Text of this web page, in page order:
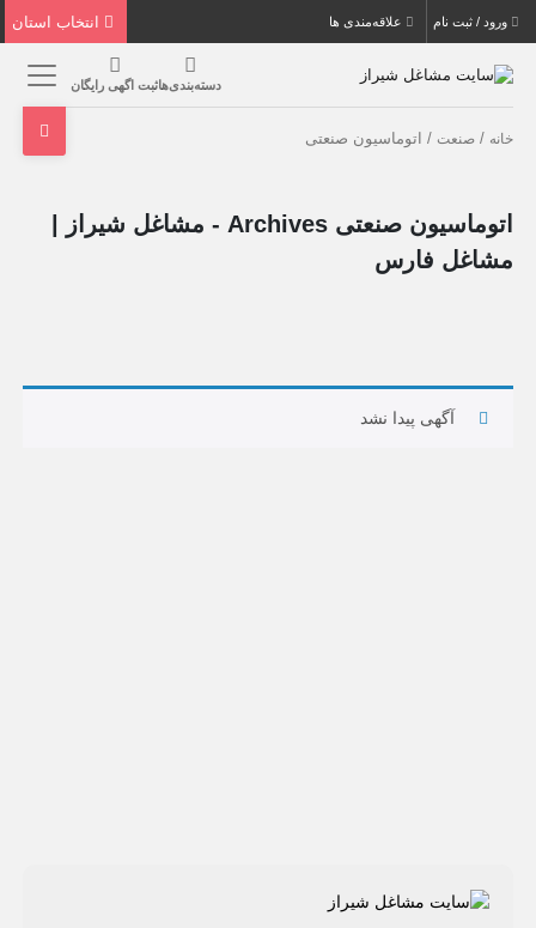
ورود / ثبت نام علاقه‌مندی ها
دسته‌بندی‌هاثبت اگهی رایگان
خانه /صنعت / اتوماسیون صنعتی
اتوماسیون صنعتی Archives - مشاغل شیراز |
مشاغل فارس
آگهی پیدا نشد